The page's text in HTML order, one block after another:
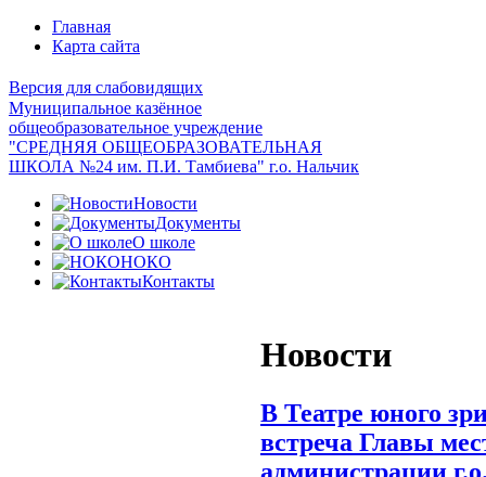
Главная
Карта сайта
Версия для слабовидящих
Муниципальное казённое
общеобразовательное учреждение
"СРЕДНЯЯ ОБЩЕОБРАЗОВАТЕЛЬНАЯ
ШКОЛА №24 им. П.И. Тамбиева" г.о. Нальчик
Новости
Документы
О школе
НОКО
Контакты
Новости
В Театре юного
встреча Главы